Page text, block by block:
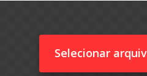
Selecionar